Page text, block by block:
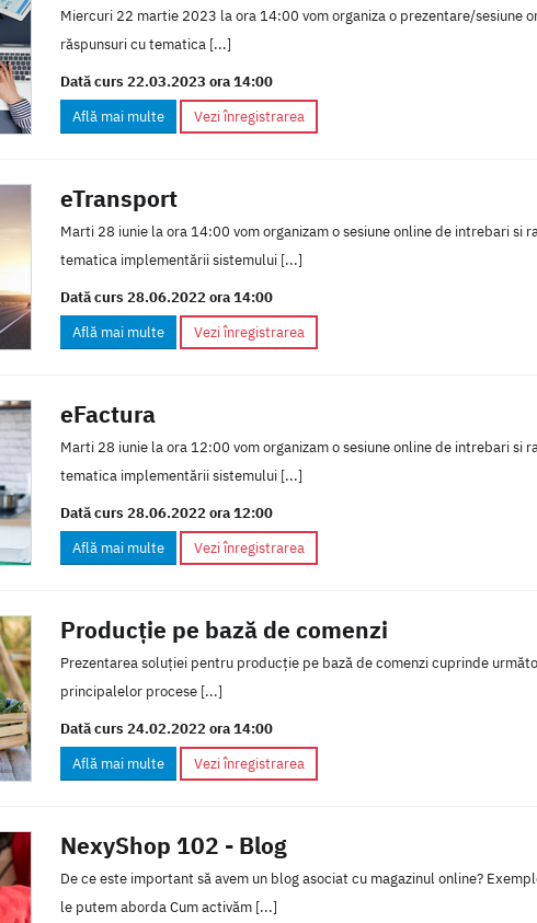
Miercuri 22 martie 2023 la ora 14:00 vom organiza o prezentare/sesiune
răspunsuri cu tematica [...]
Dată curs 22.03.2023 ora 14:00
Află mai multe Vezi înregistrarea
eTransport
Marti 28 iunie la ora 14:00 vom organizam o sesiune online de intrebari si
tematica implementării sistemului [...]
Dată curs 28.06.2022 ora 14:00
Află mai multe Vezi înregistrarea
eFactura
Marti 28 iunie la ora 12:00 vom organizam o sesiune online de intrebari si
tematica implementării sistemului [...]
Dată curs 28.06.2022 ora 12:00
Află mai multe Vezi înregistrarea
Producţie pe bază de comenzi
Prezentarea soluţiei pentru producţie pe bază de comenzi cuprinde
principalelor procese [...]
Dată curs 24.02.2022 ora 14:00
Află mai multe Vezi înregistrarea
NexyShop 102 - Blog
De ce este important să avem un blog asociat cu magazinul online?
le putem aborda Cum activăm [...]